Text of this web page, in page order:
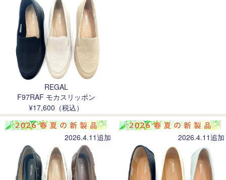
REGAL
F97RAF モカスリッポン
¥17,600（税込）
2026.4.11追加 2026.4.11追加